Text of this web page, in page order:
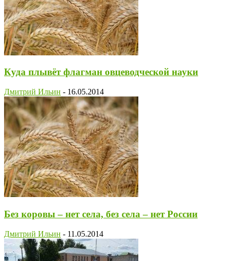
Куда плывёт флагман овцеводческой науки
Дмитрий Ильин - 16.05.2014
Без коровы – нет села, без села – нет России
Дмитрий Ильин - 11.05.2014